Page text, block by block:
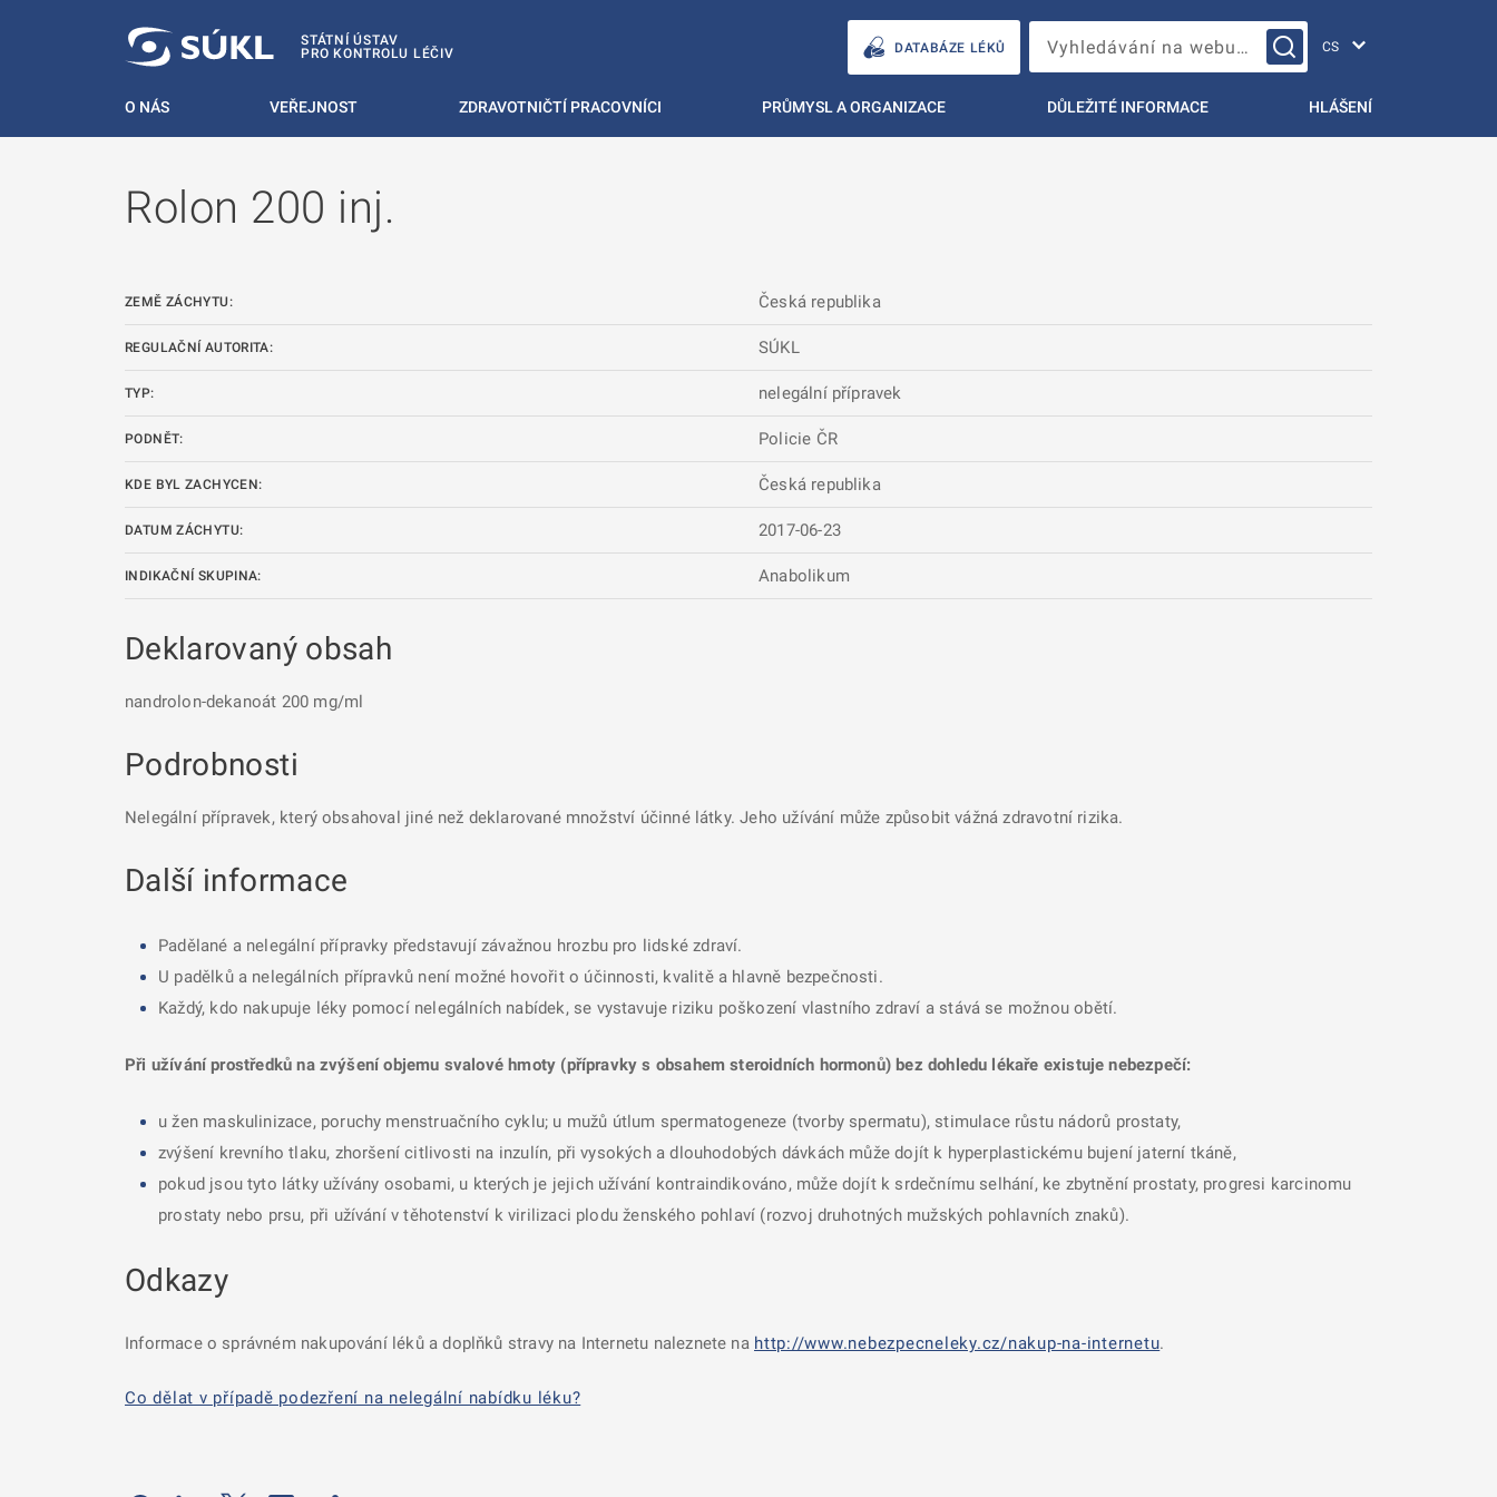
STÁTNÍ ÚSTAV
PRO KONTROLU LÉČIV
DATABÁZE LÉKŮ Vyhledávání na webu…
O NÁS VEŘEJNOST ZDRAVOTNIČTÍ PRACOVNÍCI PRŮMYSL A ORGANIZACE DŮLEŽITÉ INFORMACE HLÁŠENÍ
Rolon 200 inj.
ZEMĚ ZÁCHYTU: Česká republika
REGULAČNÍ AUTORITA: SÚKL
TYP: nelegální přípravek
PODNĚT: Policie ČR
KDE BYL ZACHYCEN: Česká republika
DATUM ZÁCHYTU: 2017-06-23
INDIKAČNÍ SKUPINA: Anabolikum
Deklarovaný obsah
nandrolon-dekanoát 200 mg/ml
Podrobnosti
Nelegální přípravek, který obsahoval jiné než deklarované množství účinné látky. Jeho užívání může způsobit vážná zdravotní rizika.
Další informace
Padělané a nelegální přípravky představují závažnou hrozbu pro lidské zdraví.
U padělků a nelegálních přípravků není možné hovořit o účinnosti, kvalitě a hlavně bezpečnosti.
Každý, kdo nakupuje léky pomocí nelegálních nabídek, se vystavuje riziku poškození vlastního zdraví a stává se možnou obětí.
Při užívání prostředků na zvýšení objemu svalové hmoty (přípravky s obsahem steroidních hormonů) bez dohledu lékaře existuje nebezpečí:
u žen maskulinizace, poruchy menstruačního cyklu; u mužů útlum spermatogeneze (tvorby spermatu), stimulace růstu nádorů prostaty,
zvýšení krevního tlaku, zhoršení citlivosti na inzulín, při vysokých a dlouhodobých dávkách může dojít k hyperplastickému bujení jaterní tkáně,
pokud jsou tyto látky užívány osobami, u kterých je jejich užívání kontraindikováno, může dojít k srdečnímu selhání, ke zbytnění prostaty, progresi karcinomu
prostaty nebo prsu, při užívání v těhotenství k virilizaci plodu ženského pohlaví (rozvoj druhotných mužských pohlavních znaků).
Odkazy
Informace o správném nakupování léků a doplňků stravy na Internetu naleznete na http://www.nebezpecneleky.cz/nakup-na-internetu.
Co dělat v případě podezření na nelegální nabídku léku?